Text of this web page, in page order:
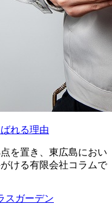
れる理由
を置き、東広島におい
ける有限会社コラムで